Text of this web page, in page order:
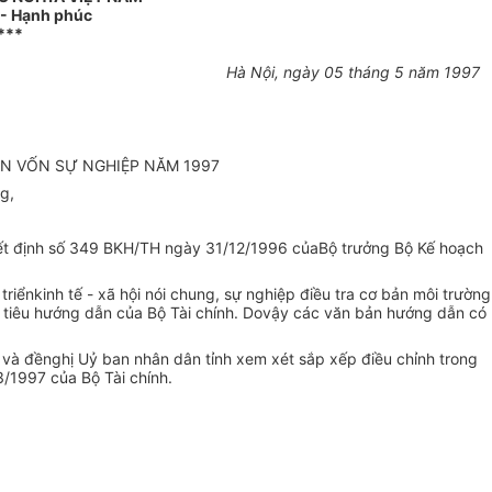
Hạnh phúc
Hà Nội, ngày 05 tháng 5 năm 1997
VỐN SỰ NGHIỆP NĂM 1997
số 349 BKH/TH ngày 31/12/1996 củaBộ trưởng Bộ Kế hoạch
tế - xã hội nói chung, sự nghiệp điều tra cơ bản môi trường
hướng dẫn của Bộ Tài chính. Dovậy các văn bản hướng dẫn có
đềnghị Uỷ ban nhân dân tỉnh xem xét sắp xếp điều chỉnh trong
1997 của Bộ Tài chính.